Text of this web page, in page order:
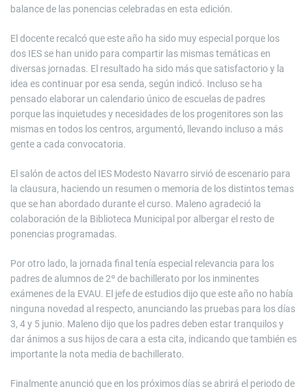
balance de las ponencias celebradas en esta edición.
El docente recalcó que este año ha sido muy especial porque los
dos IES se han unido para compartir las mismas temáticas en
diversas jornadas. El resultado ha sido más que satisfactorio y la
idea es continuar por esa senda, según indicó. Incluso se ha
pensado elaborar un calendario único de escuelas de padres
porque las inquietudes y necesidades de los progenitores son las
mismas en todos los centros, argumentó, llevando incluso a más
gente a cada convocatoria.
El salón de actos del IES Modesto Navarro sirvió de escenario para
la clausura, haciendo un resumen o memoria de los distintos temas
que se han abordado durante el curso. Maleno agradeció la
colaboración de la Biblioteca Municipal por albergar el resto de
ponencias programadas.
Por otro lado, la jornada final tenía especial relevancia para los
padres de alumnos de 2º de bachillerato por los inminentes
exámenes de la EVAU. El jefe de estudios dijo que este año no había
ninguna novedad al respecto, anunciando las pruebas para los días
3, 4 y 5 junio. Maleno dijo que los padres deben estar tranquilos y
dar ánimos a sus hijos de cara a esta cita, indicando que también es
importante la nota media de bachillerato.
Finalmente anunció que en los próximos días se abrirá el periodo de